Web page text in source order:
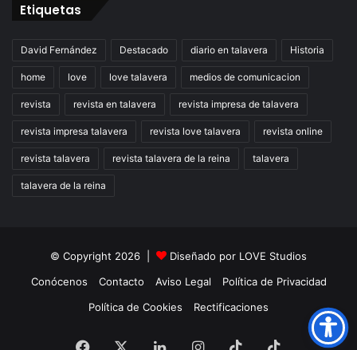
Etiquetas
David Fernández Destacado diario en talavera Historia
home love love talavera medios de comunicacion
revista revista en talavera revista impresa de talavera
revista impresa talavera revista love talavera revista online
revista talavera revista talavera de la reina talavera
talavera de la reina
© Copyright 2026 | Diseñado por LOVE Studios
Conócenos
Contacto Aviso Legal
Política de Privacidad
Política de Cookies
Rectificaciones
Facebook LinkedInInstagram
TikTok